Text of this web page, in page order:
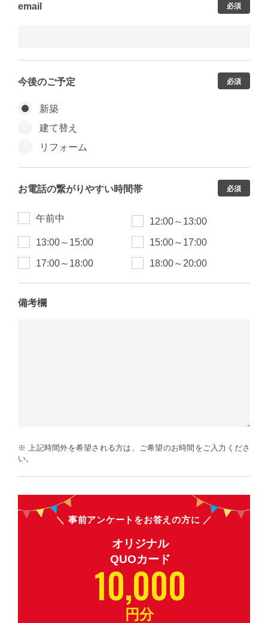
email 必須
今後のご予定 必須
新築
建て替え
リフォーム
お電話の繋がりやすい時間帯 必須
午前中 12:00～13:00
13:00～15:00 15:00～17:00
17:00～18:00 18:00～20:00
備考欄
※ 上記時間外を希望される方は、ご希望のお時間をご入力くださ
い。
事前アンケートをお答えの方に
オリジナル
QUOカード
10,000
円分